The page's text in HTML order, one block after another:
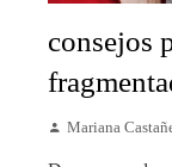
consejos
Mariana